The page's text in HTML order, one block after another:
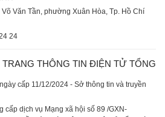
Văn Tần, phường Xuân Hòa, Tp. Hồ Chí
24
THÔNG TIN ĐIỆN TỬ TỔNG
cấp 11/12/2024 - Sở thông tin và truyền
cấp dịch vụ Mạng xã hội số 89 /GXN-